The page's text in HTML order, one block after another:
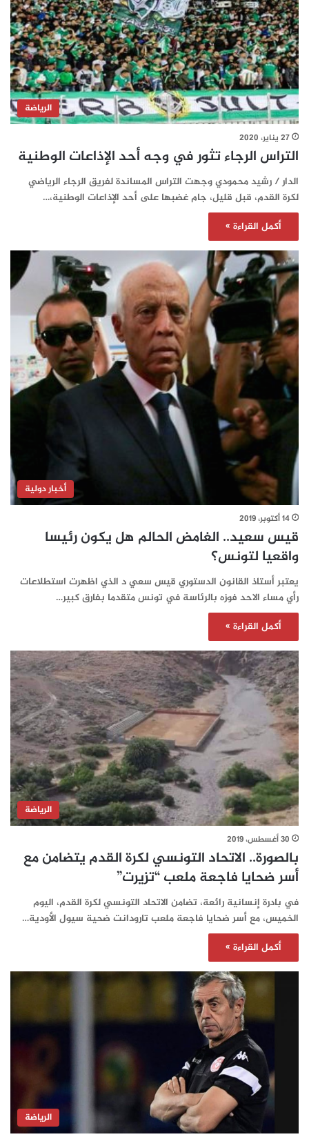
الرياضة
27 يناير، 2020
التراس الرجاء تثور في وجه أحد الإذاعات الوطنية
الدار / رشيد محمودي وجهت التراس المساندة لفريق الرجاء الرياضي
لكرة القدم، قبل قليل، جام غضبها على أحد الإذاعات الوطنية،…
أكمل القراءة »
أخبار دولية
14 أكتوبر، 2019
قيس سعيد.. الغامض الحالم هل يكون رئيسا
واقعيا لتونس؟
يعتبر أستاذ القانون الدستوري قيس سعي د الذي اظهرت استطلاعات
رأي مساء الاحد فوزه بالرئاسة في تونس متقدما بفارق كبير…
أكمل القراءة »
الرياضة
30 أغسطس، 2019
بالصورة.. الاتحاد التونسي لكرة القدم يتضامن مع
أسر ضحايا فاجعة ملعب “تزيرت”‎
في بادرة إنسانية رائعة، تضامن الاتحاد التونسي لكرة القدم، اليوم
الخميس، مع أسر ضحايا فاجعة ملعب تارودانت ضحية سيول الأودية…
أكمل القراءة »
الرياضة